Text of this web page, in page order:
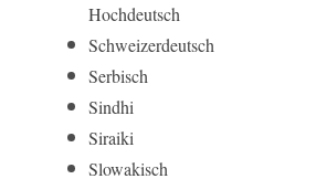
Hochdeutsch
Schweizerdeutsch
Serbisch
Sindhi
Siraiki
Slowakisch